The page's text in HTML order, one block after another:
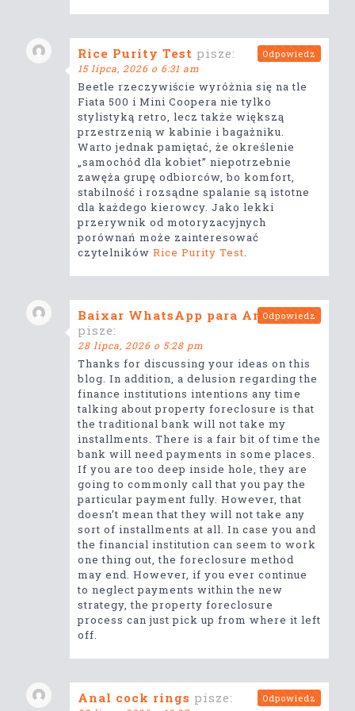
Rice Purity Test pisze:
15 lipca, 2026 o 6:31 am
Beetle rzeczywiście wyróżnia się na tle
Fiata 500 i Mini Coopera nie tylko
stylistyką retro, lecz także większą
przestrzenią w kabinie i bagażniku.
Warto jednak pamiętać, że określenie
„samochód dla kobiet” niepotrzebnie
zawęża grupę odbiorców, bo komfort,
stabilność i rozsądne spalanie są istotne
dla każdego kierowcy. Jako lekki
przerywnik od motoryzacyjnych
porównań może zainteresować
czytelników Rice Purity Test.
Odpowiedz
Baixar WhatsApp para Android
pisze:
28 lipca, 2026 o 5:28 pm
Thanks for discussing your ideas on this
blog. In addition, a delusion regarding the
finance institutions intentions any time
talking about property foreclosure is that
the traditional bank will not take my
installments. There is a fair bit of time the
bank will need payments in some places.
If you are too deep inside hole, they are
going to commonly call that you pay the
particular payment fully. However, that
doesn’t mean that they will not take any
sort of installments at all. In case you and
the financial institution can seem to work
one thing out, the foreclosure method
may end. However, if you ever continue
to neglect payments within the new
strategy, the property foreclosure
process can just pick up from where it left
off.
Odpowiedz
Anal cock rings pisze: Odpowiedz